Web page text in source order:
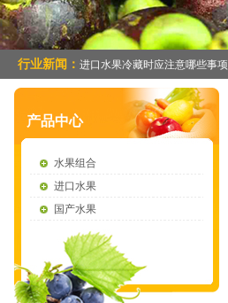
行业新闻： 进口水果冷藏时应注意哪些事项
产品中心
水果组合
进口水果
国产水果